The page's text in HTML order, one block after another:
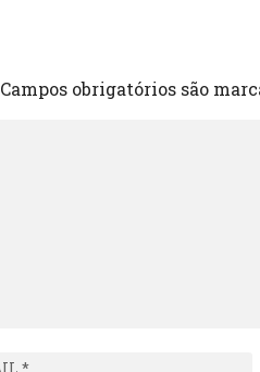
Campos obrigatórios são